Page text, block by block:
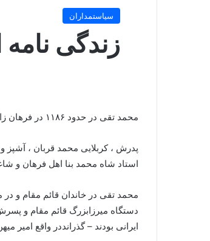
سیاستمداران
زندگی نامه
محمد تقی در حدود ۱۱۸۶ در فرهان زاده شد
پدرش ، کربلایی محمد قربان ،
استاد شاه محمد بنا اهل فرهان و
محمد تقی در خاندان قائم مقام و
دستگاه میرزابزرگ قائم مقام و
ایرانی بودند – گذرانددر واقع